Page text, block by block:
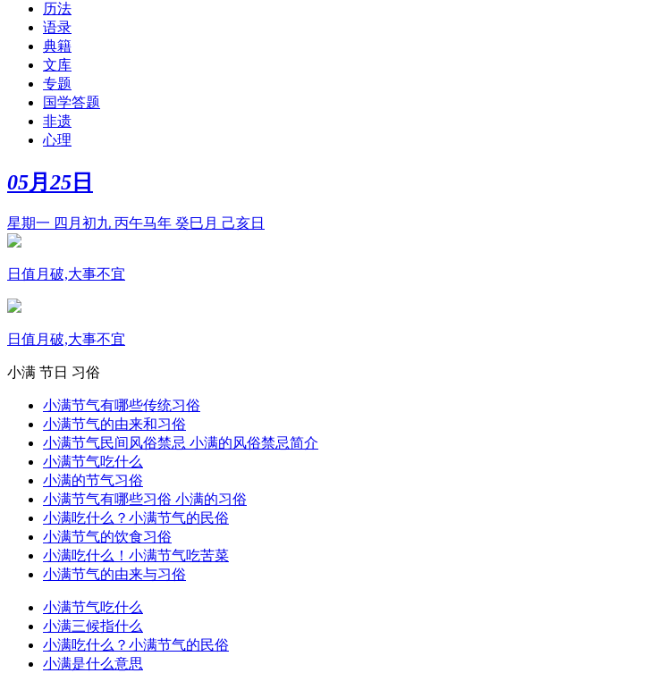
历法
语录
典籍
文库
专题
国学答题
非遗
心理
05月 25 日
星期一 四月初九 丙午马年 癸巳月 己亥日
日值月破,大事不宜
日值月破,大事不宜
小满 节日 习俗
小满节气有哪些传统习俗
小满节气的由来和习俗
小满节气民间风俗禁忌 小满的风俗禁忌简介
小满节气吃什么
小满的节气习俗
小满节气有哪些习俗 小满的习俗
小满吃什么？小满节气的民俗
小满节气的饮食习俗
小满吃什么！小满节气吃苦菜
小满节气的由来与习俗
小满节气吃什么
小满三候指什么
小满吃什么？小满节气的民俗
小满是什么意思